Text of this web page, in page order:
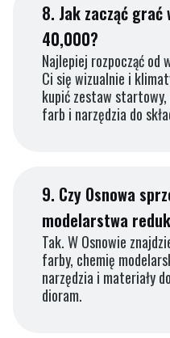
8. Jak zacząć grać
40,000?
Najlepiej rozpocząć od
Ci się wizualnie i
kupić zestaw
farb i narzędzia do
9. Czy Osnowa
modelarstwa
Tak. W Osnowie
farby, chemię
narzędzia i materiały
dioram.